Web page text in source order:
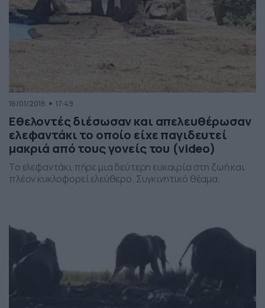
16/01/2018 17:49
Εθελοντές διέσωσαν και απελευθέρωσαν
ελεφαντάκι το οποίο είχε παγιδευτεί
μακριά από τους γονείς του (video)
Το ελεφαντάκι πήρε μια δεύτερη ευκαιρία στη ζωή και
πλέον κυκλοφορεί ελεύθερο. Συγκινητικό θέαμα.